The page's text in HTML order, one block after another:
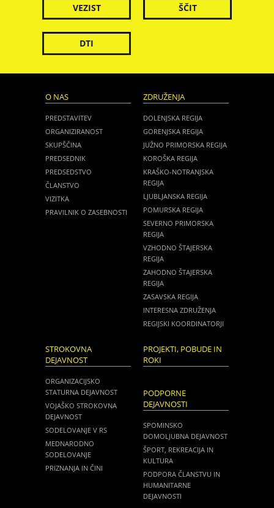
VEZIST ŠČIT
DTI
O NAS
PREDSTAVITEV
ORGANIZIRANOST
SKUPŠČINA
PREDSEDNIK
PREDSEDSTVO
ČLANSTVO
VIZITKA
PRAVILNIK O ZASEBNOSTI
ZDRUŽENJA
DOLENJSKA REGIJA
GORENJSKA REGIJA
JUŽNO PRIMORSKA REGIJA
KOROŠKA REGIJA
KRAŠKO-NOTRANJSKA
REGIJA
LJUBLJANSKA REGIJA
POMURSKA REGIJA
SEVERNO PRIMORSKA
REGIJA
VZHODNO ŠTAJERSKA
REGIJA
ZAHODNO ŠTAJERSKA
REGIJA
ZASAVSKA REGIJA
INTERESNA ZDRUŽENJA
REGIJSKI KOORDINATORJI
STROKOVNA
DEJAVNOST
ORGANIZACIJSKO
STATURNA DEJAVNOST
VOJAŠKO STROKOVNA
DEJAVNOST
SODELOVANJE V RS
MEDNARODNO
SODELOVANJE
PRIZNANJA IN ČINI
PROJEKTI, POBUDE IN
ROKI
PODPORNE
DEJAVNOSTI
SPOMINSKO
DOMOLJUBNA DEJAVNOST
ŠPORT, REKREACIJA IN
KULTURA
PODPORA ČLANSTVU IN
HUMANITARNE
DEJAVNOSTI